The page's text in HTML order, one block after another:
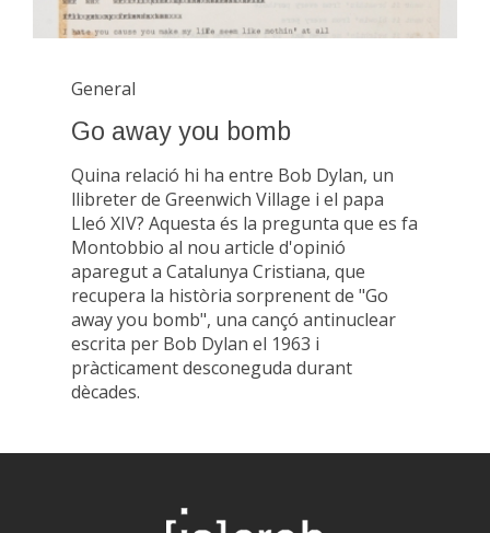
General
Go away you bomb
Quina relació hi ha entre Bob Dylan, un
llibreter de Greenwich Village i el papa
Lleó XIV? Aquesta és la pregunta que es fa
Montobbio al nou article d'opinió
aparegut a Catalunya Cristiana, que
recupera la història sorprenent de "Go
away you bomb", una cançó antinuclear
escrita per Bob Dylan el 1963 i
pràcticament desconeguda durant
dècades.